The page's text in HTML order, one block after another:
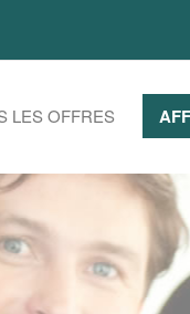
LES OFFRES